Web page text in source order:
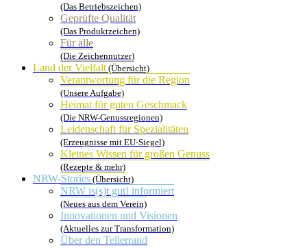
(Das Betriebszeichen)
Geprüfte Qualität
(Das Produktzeichen)
Für alle
(Die Zeichennutzer)
Land der Vielfalt(Übersicht)
Verantwortung für die Region
(Unsere Aufgabe)
Heimat für guten Geschmack
(Die NRW-Genussregionen)
Leidenschaft für Spezialitäten
(Erzeugnisse mit EU-Siegel)
Kleines Wissen für großen Genuss
(Rezepte & mehr)
NRW-Stories (Übersicht)
NRW is(s)t gut! informiert
(Neues aus dem Verein)
Innovationen und Visionen
(Aktuelles zur Transformation)
Über den Tellerrand